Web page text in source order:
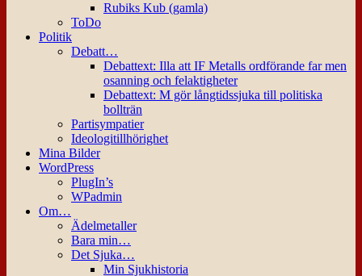
Rubiks Kub (gamla)
ToDo
Politik
Debatt…
Debattext: Illa att IF Metalls ordförande far men
osanning och felaktigheter
Debattext: M gör långtidssjuka till politiska
bollträn
Partisympatier
Ideologitillhörighet
Mina Bilder
WordPress
PlugIn’s
WPadmin
Om…
Ädelmetaller
Bara min…
Det Sjuka…
Min Sjukhistoria